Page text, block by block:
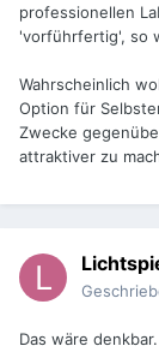
professionellen
'vorführfertig', so
Wahrscheinlich
Option für
Zwecke
attraktiver zu
Das wäre